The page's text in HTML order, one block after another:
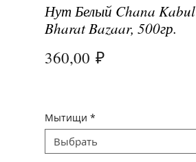
Нут Белый Chana Kabul
Bharat Bazaar, 500гр.
360,00 ₽Цена
Мытищи *
Выбрать